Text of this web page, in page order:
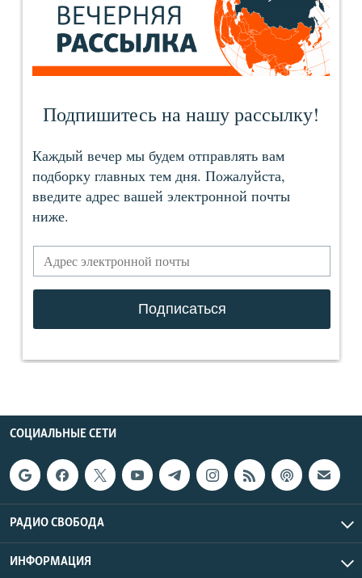
СОЦИАЛЬНЫЕ СЕТИ
РАДИО СВОБОДА
ИНФОРМАЦИЯ